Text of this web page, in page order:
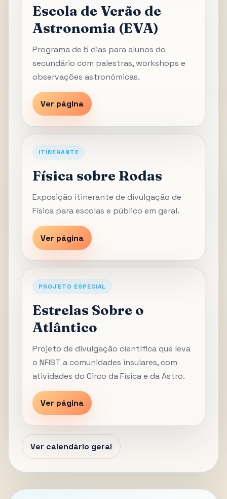
Escola de Verão de
Astronomia (EVA)
Programa de 5 dias para alunos do
secundário com palestras, workshops e
observações astronómicas.
Ver página
ITINERANTE
Física sobre Rodas
Exposição itinerante de divulgação de
Física para escolas e público em geral.
Ver página
PROJETO ESPECIAL
Estrelas Sobre o
Atlântico
Projeto de divulgação científica que leva
o NFIST a comunidades insulares, com
atividades do Circo da Física e da Astro.
Ver página
Ver calendário geral